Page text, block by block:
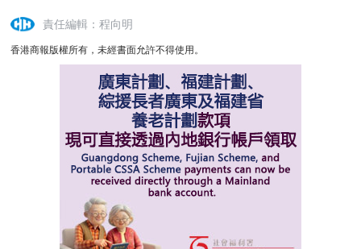
責任編輯：程向明
香港商報版權所有，未經書面允許不得使用。